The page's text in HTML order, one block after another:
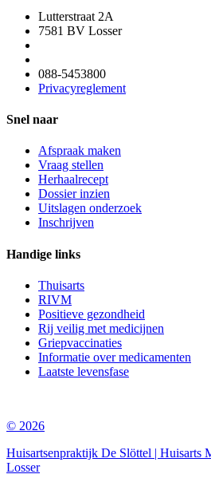
Lutterstraat 2A
7581 BV Losser
088-5453800
Privacyreglement
Snel naar
Afspraak maken
Vraag stellen
Herhaalrecept
Dossier inzien
Uitslagen onderzoek
Inschrijven
Handige links
Thuisarts
RIVM
Positieve gezondheid
Rij veilig met medicijnen
Griepvaccinaties
Informatie over medicamenten
Laatste levensfase
© 2026
Huisartsenpraktijk De Slöttel | Huisarts
Losser